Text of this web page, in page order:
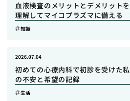
血液検査のメリットとデメリットを
理解してマイコプラズマに備える
知識
初めての心療内科で初診を受けた私
の不安と希望の記録
2026.07.04
生活